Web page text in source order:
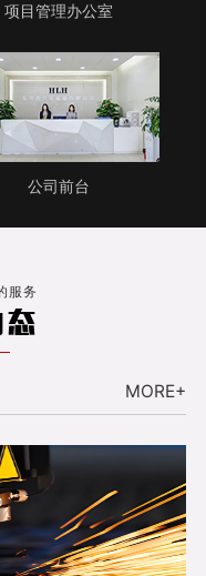
项目管理办公室
公司前台
服务
MORE+